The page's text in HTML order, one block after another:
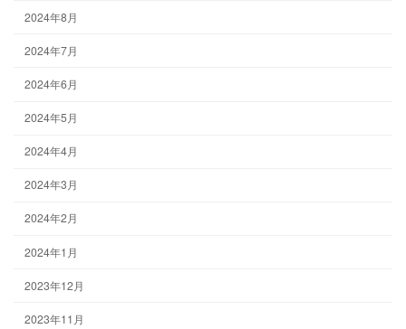
2024年8月
2024年7月
2024年6月
2024年5月
2024年4月
2024年3月
2024年2月
2024年1月
2023年12月
2023年11月